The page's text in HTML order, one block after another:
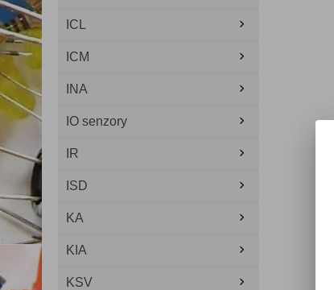
ICL
ICM
INA
IO senzory
IR
ISD
KA
KIA
KSV